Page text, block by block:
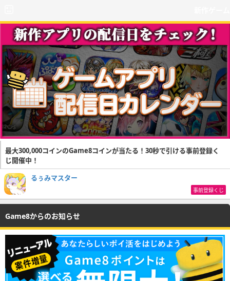
最大300,000コインのGame8コインが当たる！30秒で引ける事前登録く
じ開催中！
るぅみマスター
事前登録くじ
Game8からのお知らせ